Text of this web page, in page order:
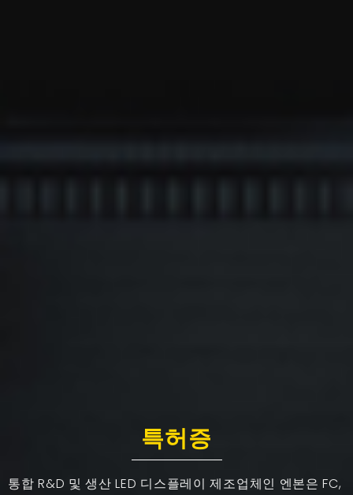
특허증
통합 R&D 및 생산 LED 디스플레이 제조업체인 엔본은 FC,